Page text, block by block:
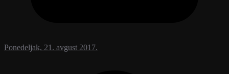
Ponedeljak, 21. avgust 2017.